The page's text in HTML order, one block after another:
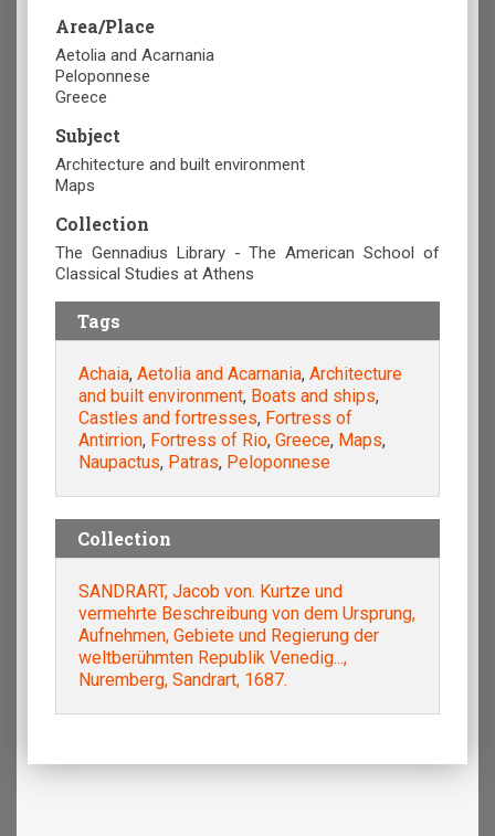
Area/Place
Aetolia and Acarnania
Peloponnese
Greece
Subject
Architecture and built environment
Maps
Collection
The Gennadius Library - The American School of
Classical Studies at Athens
Tags
Achaia, Aetolia and Acarnania, Architecture
and built environment, Boats and ships,
Castles and fortresses, Fortress of
Antirrion, Fortress of Rio, Greece, Maps,
Naupactus, Patras, Peloponnese
Collection
SANDRART, Jacob von. Kurtze und
vermehrte Beschreibung von dem Ursprung,
Aufnehmen, Gebiete und Regierung der
weltberühmten Republik Venedig...,
Nuremberg, Sandrart, 1687.